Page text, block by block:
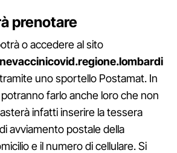
prenotare
o accedere al sito
uno sportello Postamat. In
farlo anche loro che non
infatti inserire la tessera
avviamento postale della
e il numero di cellulare. Si